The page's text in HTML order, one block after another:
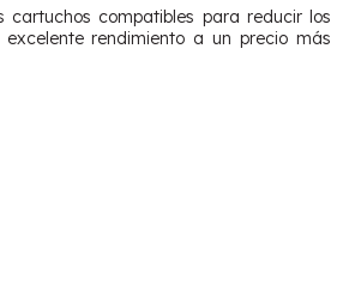
cartuchos compatibles para reducir los
rendimiento a un precio más